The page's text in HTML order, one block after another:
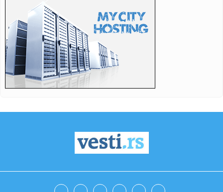
15:26:Vulvse je spasio, može li i Notingem? Milenkovićevi
"šumari" p...
15:24:Ponsiluoma osvojio zlato u biatlonu, deseta medalja za
Švedsku
15:24:Mali sa azerskim kolegom Babajevim o unapređenju
ekonomske sarad...
Stevandić: Sretenjem je Republika Srpska najbliža slobodi i
15:22:Foo Fighters objavili novu muziku